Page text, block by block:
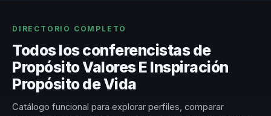
DIRECTORIO COMPLETO
Todos los conferencistas de
Propósito Valores E Inspiración
Propósito de Vida
Catálogo funcional para explorar perfiles, comparar